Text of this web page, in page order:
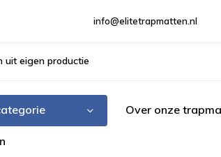
info@elitetrapmatten.nl
uit eigen productie
Over onze